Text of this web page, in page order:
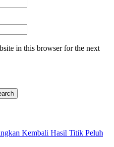
in this browser for the next
Kembali Hasil Titik Peluh